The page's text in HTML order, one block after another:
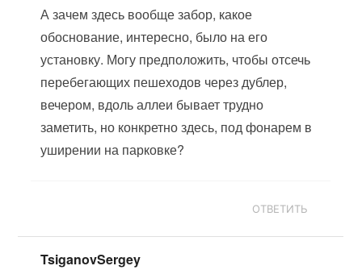
А зачем здесь вообще забор, какое
обоснование, интересно, было на его
установку. Могу предположить, чтобы отсечь
перебегающих пешеходов через дублер,
вечером, вдоль аллеи бывает трудно
заметить, но конкретно здесь, под фонарем в
уширении на парковке?
ОТВЕТИТЬ
TsiganovSergey